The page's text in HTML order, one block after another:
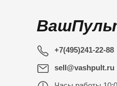
+7(495)241-22-88
sell@vashpult.ru